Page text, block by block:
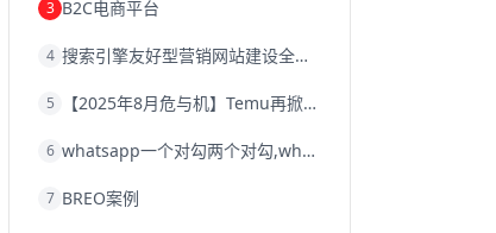
跨境电商网店跨境电商物流模式
跨境电商结算浙江跨境电商
跨境电商优势跨境电商的优势seo运营
whatsapp群发
3 B2C电商平台
4 搜索引擎友好型营销网站建设全攻略
5 【2025年8月危与机】Temu再掀封店风暴，独立站才是跨境卖家的避险通道
6 whatsapp一个对勾两个对勾,whatsapp对勾代表什么意思
7 BREO案例